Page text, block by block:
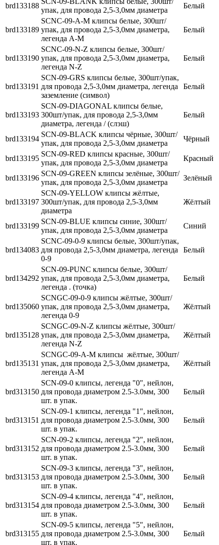
brd133188
упак, для провода 2,5-3,0мм диаметра
Белый
brd133189
SCNC-09-A-M клипсы белые, 300шт/
упак, для провода 2,5-3,0мм диаметра,
легенда A-M
Белый
brd133190
SCNC-09-N-Z клипсы белые, 300шт/
упак, для провода 2,5-3,0мм диаметра,
легенда N-Z
Белый
brd133191
SCN-09-GRS клипсы белые, 300шт/упак,
для провода 2,5-3,0мм диаметра, легенда
заземление (символ)
Белый
brd133193
SCN-09-DIAGONAL клипсы белые,
300шт/упак, для провода 2,5-3,0мм
диаметра, легенда / (слэш)
Белый
brd133194
SCN-09-BLACK клипсы чёрные, 300шт/
упак, для провода 2,5-3,0мм диаметра
Чёрный
brd133195
SCN-09-RED клипсы красные, 300шт/
упак, для провода 2,5-3,0мм диаметра
Красный
brd133196
SCN-09-GREEN клипсы зелёные, 300шт/
упак, для провода 2,5-3,0мм диаметра
Зелёный
brd133197
SCN-09-YELLOW клипсы жёлтые,
300шт/упак, для провода 2,5-3,0мм
диаметра
Жёлтый
brd133199
SCN-09-BLUE клипсы синие, 300шт/
упак, для провода 2,5-3,0мм диаметра
Синий
brd134083
SCNC-09-0-9 клипсы белые, 300шт/упак,
для провода 2,5-3,0мм диаметра, легенда
0-9
Белый
brd134292
SCN-09-PUNC клипсы белые, 300шт/
упак, для провода 2,5-3,0мм диаметра,
легенда . (точка)
Белый
brd135060
SCNGC-09-0-9 клипсы жёлтые, 300шт/
упак, для провода 2,5-3,0мм диаметра,
легенда 0-9
Жёлтый
brd135128
SCNGC-09-N-Z клипсы жёлтые, 300шт/
упак, для провода 2,5-3,0мм диаметра,
легенда N-Z
Жёлтый
brd135131
SCNGC-09-A-M клипсы жёлтые, 300шт/
упак, для провода 2,5-3,0мм диаметра,
легенда A-M
Жёлтый
brd313150
SCN-09-0 клипсы, легенда "0", нейлон,
для провода диаметром 2.5-3.0мм, 300
шт. в упак.
Белый
brd313151
SCN-09-1 клипсы, легенда "1", нейлон,
для провода диаметром 2.5-3.0мм, 300
шт. в упак.
Белый
brd313152
SCN-09-2 клипсы, легенда "2", нейлон,
для провода диаметром 2.5-3.0мм, 300
шт. в упак.
Белый
brd313153
SCN-09-3 клипсы, легенда "3", нейлон,
для провода диаметром 2.5-3.0мм, 300
шт. в упак.
Белый
brd313154
SCN-09-4 клипсы, легенда "4", нейлон,
для провода диаметром 2.5-3.0мм, 300
шт. в упак.
Белый
brd313155
SCN-09-5 клипсы, легенда "5", нейлон,
для провода диаметром 2.5-3.0мм, 300
шт. в упак.
Белый